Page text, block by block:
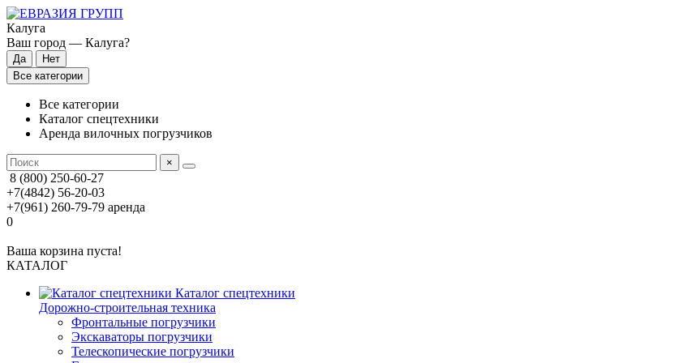
Калуга
Ваш город — Калуга?
Все категории
Все категории
Каталог спецтехники
Аренда вилочных погрузчиков
×
8 (800) 250-60-27
+7(4842) 56-20-03
+7(961) 260-79-79 аренда
0
Ваша корзина пуста!
КАТАЛОГ
Каталог спецтехники
Дорожно-строительная техника
Фронтальные погрузчики
Экскаваторы погрузчики
Телескопические погрузчики